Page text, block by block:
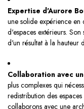
Expertise d'Aurore
une solide expérience
d'espaces extérieurs.
d'un résultat à la hauteur
Collaboration avec
plus complexes qui
redistribution des
collaborons avec une